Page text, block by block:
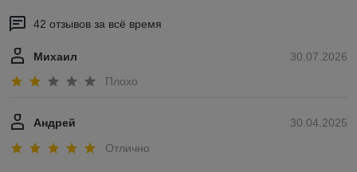
42 отзывов за всё время
30.07.2026
Михаил
Плохо
30.04.2025
Андрей
Отлично